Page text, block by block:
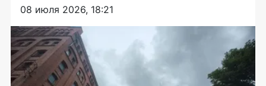
08 июля 2026, 18:21